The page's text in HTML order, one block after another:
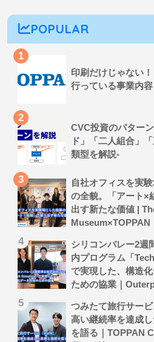
POPULAR
印刷だけじゃない
行っている事業内
CVC投資のパター
ド」「二人組合」
類型を解説-
自社オフィスを実
の全貌。「アート×
出す新たな価値 |
Museum×TOPPAN
シリコンバレー2週
内プログラム「
で実現した、構造
ための協業｜
つみたて旅行サー
高い継続率を達成
を語る｜TOPPAN